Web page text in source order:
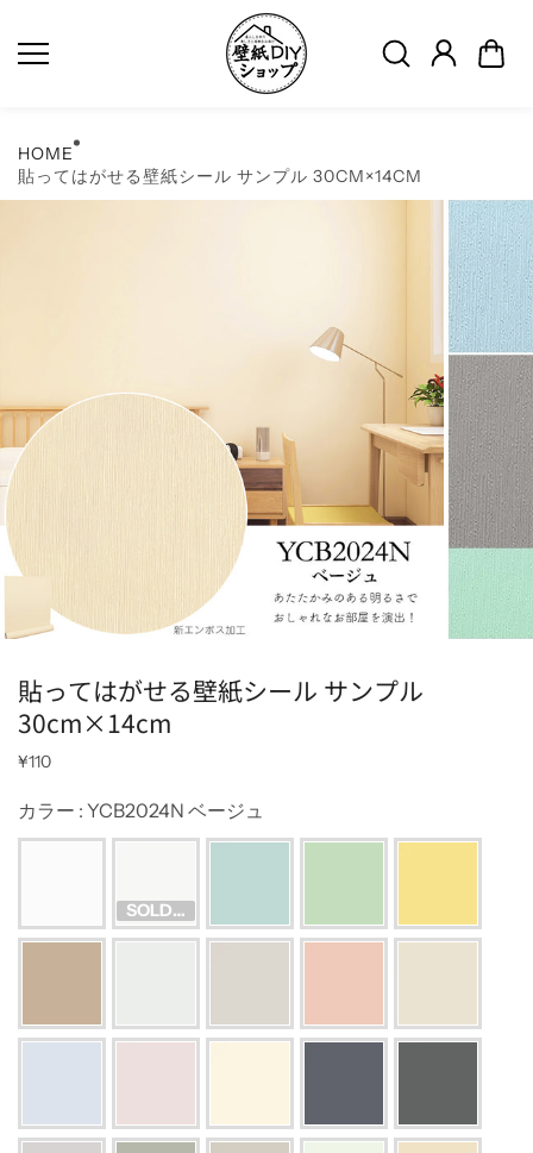
HOME
貼ってはがせる壁紙シール サンプル 30CM×14CM
貼ってはがせる壁紙シール サンプル
30cm×14cm
¥110
カラー : YCB2024N ベージュ
SOLD OUT